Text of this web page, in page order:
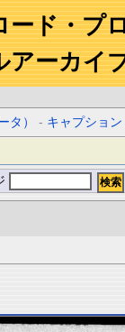
ード・プ
アーカイ
タ） - キャプション